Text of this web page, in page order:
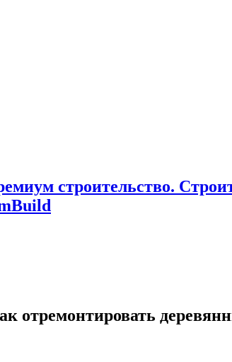
cтроительство.
отремонтировать